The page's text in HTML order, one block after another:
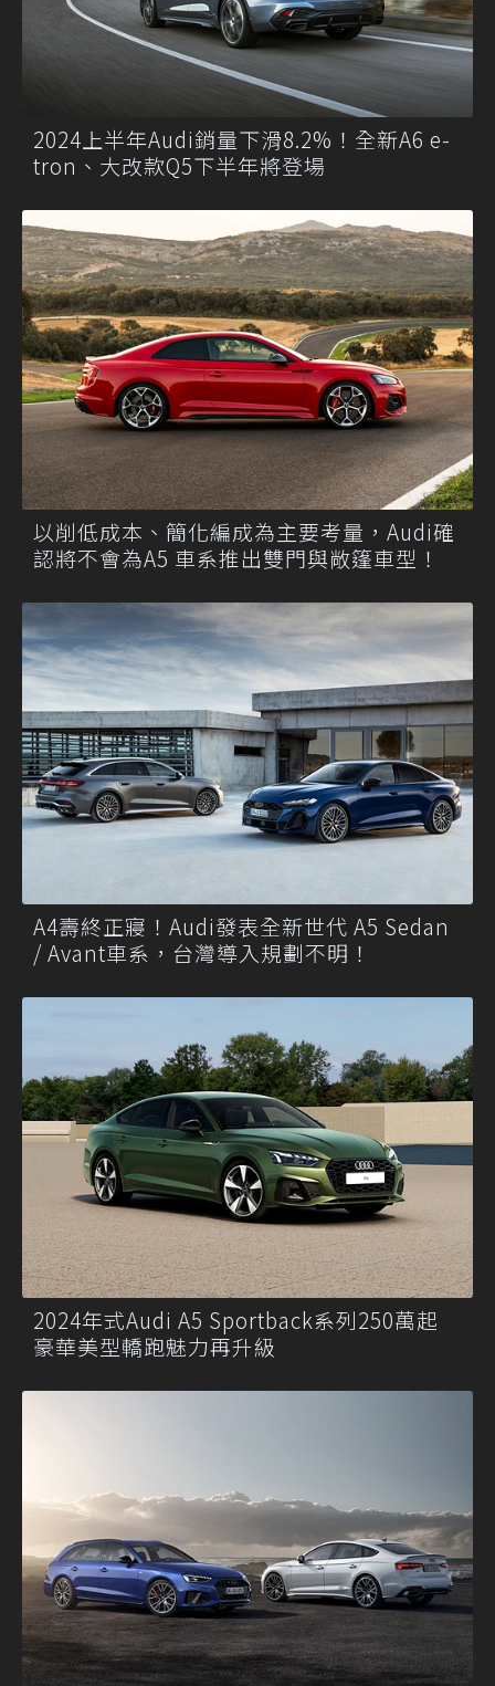
2024上半年Audi銷量下滑8.2%！全新A6 e-
tron、大改款Q5下半年將登場
以削低成本、簡化編成為主要考量，Audi確
認將不會為A5 車系推出雙門與敞篷車型！
A4壽終正寢！Audi發表全新世代 A5 Sedan
/ Avant車系，台灣導入規劃不明！
2024年式Audi A5 Sportback系列250萬起
豪華美型轎跑魅力再升級